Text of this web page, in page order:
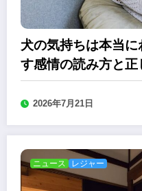
犬の気持ちは本当
す感情の読み方と正
2026年7月21日
ニュース レジャー